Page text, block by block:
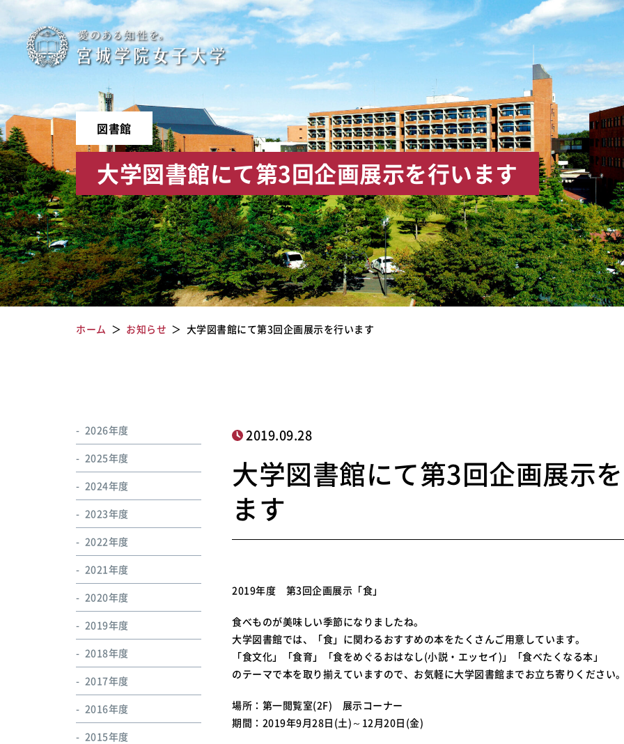
宮
城
学
院
女
子
大
学
図書館
大学図書館にて第3回企画展示を行います
ホーム お知らせ 大学図書館にて第3回企画展示を行います
2019.09.28
大学図書館にて第3回企画展示
ます
2019年度 第3回企画展示「食」
食べものが美味しい季節になりましたね。
大学図書館では、「食」に関わるおすすめの本をたくさんご用意しています。
「食文化」「食育」「食をめぐるおはなし(小説・エッセイ)」「食べたくなる本」
のテーマで本を取り揃えていますので、お気軽に大学図書館までお立ち寄りください。
場所：第一閲覧室(2F) 展示コーナー
期間：2019年9月28日(土)～12月20日(金)
2026年度
2025年度
2024年度
2023年度
2022年度
2021年度
2020年度
2019年度
2018年度
2017年度
2016年度
2015年度